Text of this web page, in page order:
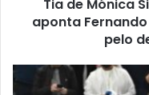
Tia de Mónica
aponta
pelo